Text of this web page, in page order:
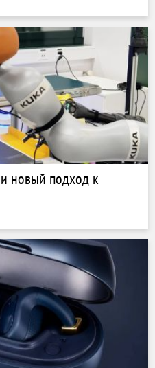
новый подход к